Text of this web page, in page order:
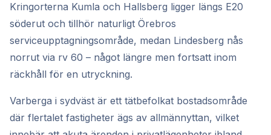
Kringorterna Kumla och Hallsberg ligger längs E20
söderut och tillhör naturligt Örebros
serviceupptagningsområde, medan Lindesberg nås
norrut via rv 60 – något längre men fortsatt inom
räckhåll för en utryckning.
Varberga i sydväst är ett tätbefolkat bostadsområde
där flertalet fastigheter ägs av allmännyttan, vilket